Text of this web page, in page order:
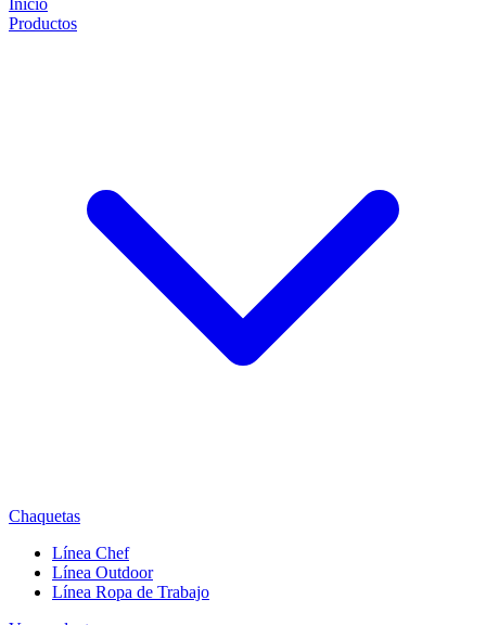
Inicio
Productos
Chaquetas
Línea Chef
Línea Outdoor
Línea Ropa de Trabajo